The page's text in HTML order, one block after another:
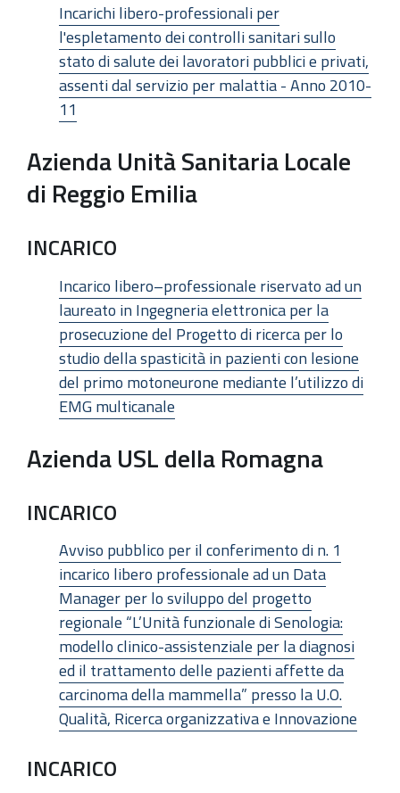
Incarichi libero-professionali per
l'espletamento dei controlli sanitari sullo
stato di salute dei lavoratori pubblici e privati,
assenti dal servizio per malattia - Anno 2010-
11
Azienda Unità Sanitaria Locale
di Reggio Emilia
INCARICO
Incarico libero–professionale riservato ad un
laureato in Ingegneria elettronica per la
prosecuzione del Progetto di ricerca per lo
studio della spasticità in pazienti con lesione
del primo motoneurone mediante l’utilizzo di
EMG multicanale
Azienda USL della Romagna
INCARICO
Avviso pubblico per il conferimento di n. 1
incarico libero professionale ad un Data
Manager per lo sviluppo del progetto
regionale “L’Unità funzionale di Senologia:
modello clinico-assistenziale per la diagnosi
ed il trattamento delle pazienti affette da
carcinoma della mammella” presso la U.O.
Qualità, Ricerca organizzativa e Innovazione
INCARICO